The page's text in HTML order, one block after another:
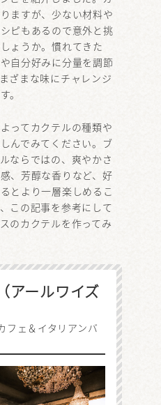
ますが、少ない材料や
ピもあるので意外と挑
ょうか。慣れてきた
自分好みに分量を調節
ざまな味にチャレンジ
。
ってカクテルの種類や
んでみてください。ブ
ならではの、爽やかさ
、芳醇な香りなど、好
とより一層楽しめるこ
この記事を参考にして
のカクテルを作ってみ
アールワイズ
フェ＆イタリアンバ